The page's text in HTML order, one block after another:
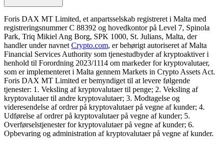
Foris DAX MT Limited, et anpartsselskab registreret i Malta med
registreringsnummer C 88392 og hovedkontor på Level 7, Spinola
Park, Triq Mikiel Ang Borg, SPK 1000, St. Julians, Malta, der
handler under navnet Crypto.com, er behørigt autoriseret af Malta
Financial Services Authority som tjenestudbyder af kryptoaktiver i
henhold til Forordning 2023/1114 om markeder for kryptovalutaer,
som er implementeret i Malta gennem Markets in Crypto Assets Act.
Foris DAX MT Limited er bemyndiget til at levere følgende
tjenester: 1. Veksling af kryptovalutaer til penge; 2. Veksling af
kryptovalutaer til andre kryptovalutaer; 3. Modtagelse og
videresendelse af ordrer på kryptovalutaer på vegne af kunder; 4.
Udførelse af ordrer på kryptovalutaer på vegne af kunder; 5.
Overførselstjenester for kryptovalutaer på vegne af kunder; 6.
Opbevaring og administration af kryptovalutaer på vegne af kunder.